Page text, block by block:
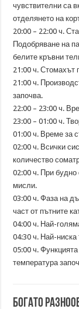
чувствителни са
отделянето на
20:00 – 22:00 ч.
Подобряване на
белите кръвни
21:00 ч. Стомахът
21:00 ч.
започва.
22:00 – 23:00 ч.
23:00 – 01:00 ч.
01:00 ч. Време за
02:00 ч. Всички
количество
02:00 ч. При
мисли.
03:00 ч. Фаза на
част от пътните
04:00 ч. Най-
04:30 ч. Най-
05:00 ч.
температура
Богато